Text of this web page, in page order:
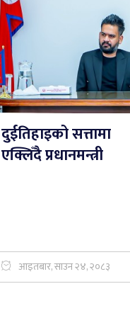
दुईतिहाइको सत्तामा
एक्लिँदै प्रधानमन्त्री
आइतबार, साउन २४, २०८३